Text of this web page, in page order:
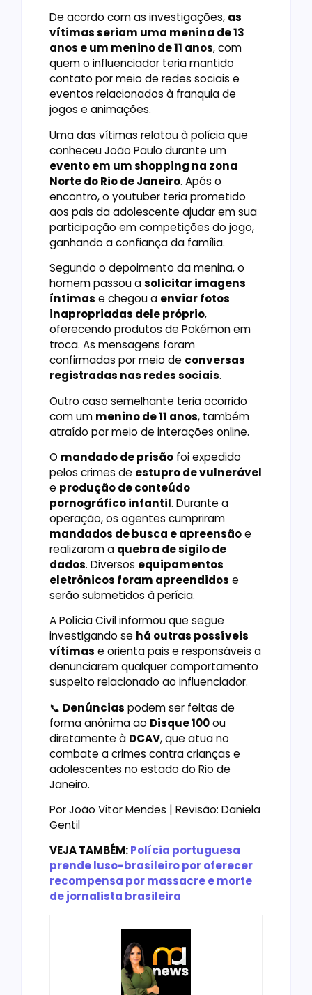
De acordo com as investigações, as
vítimas seriam uma menina de 13
anos e um menino de 11 anos, com
quem o influenciador teria mantido
contato por meio de redes sociais e
eventos relacionados à franquia de
jogos e animações.
Uma das vítimas relatou à polícia que
conheceu João Paulo durante um
evento em um shopping na zona
Norte do Rio de Janeiro. Após o
encontro, o youtuber teria prometido
aos pais da adolescente ajudar em sua
participação em competições do jogo,
ganhando a confiança da família.
Segundo o depoimento da menina, o
homem passou asolicitar imagens
íntimas e chegou a enviar fotos
inapropriadas dele próprio,
oferecendo produtos de Pokémon em
troca. As mensagens foram
confirmadas por meio de conversas
registradas nas redes sociais.
Outro caso semelhante teria ocorrido
com um menino de 11 anos, também
atraído por meio de interações online.
O mandado de prisão foi expedido
pelos crimes de estupro de vulnerável
e produção de conteúdo
pornográfico infantil. Durante a
operação, os agentes cumpriram
mandados de busca e apreensãoe
realizaram a quebra de sigilo de
dados. Diversos equipamentos
eletrônicos foram apreendidos e
serão submetidos à perícia.
A Polícia Civil informou que segue
investigando se há outras possíveis
vítimas e orienta pais e responsáveis a
denunciarem qualquer comportamento
suspeito relacionado ao influenciador.
📞 Denúncias podem ser feitas de
forma anônima ao Disque 100ou
diretamente à DCAV, que atua no
combate a crimes contra crianças e
adolescentes no estado do Rio de
Janeiro.
Por João Vitor Mendes | Revisão: Daniela
Gentil
VEJA TAMBÉM:Polícia portuguesa
prende luso-brasileiro por oferecer
recompensa por massacre e morte
de jornalista brasileira